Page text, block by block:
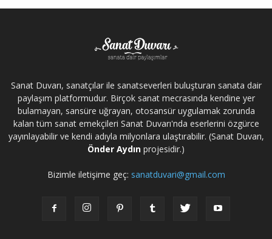
Sanat Duvarı, sanatçılar ile sanatseverleri buluşturan sanata dair
paylaşım platformudur. Birçok sanat mecrasında kendine yer
bulamayan, sansüre uğrayan, otosansür uygulamak zorunda
kalan tüm sanat emekçileri Sanat Duvarı'nda eserlerini özgürce
yayınlayabilir ve kendi adıyla milyonlara ulaştırabilir. (Sanat Duvarı,
Önder Aydın projesidir.)
Bizimle iletişime geç: sanatduvari@gmail.com